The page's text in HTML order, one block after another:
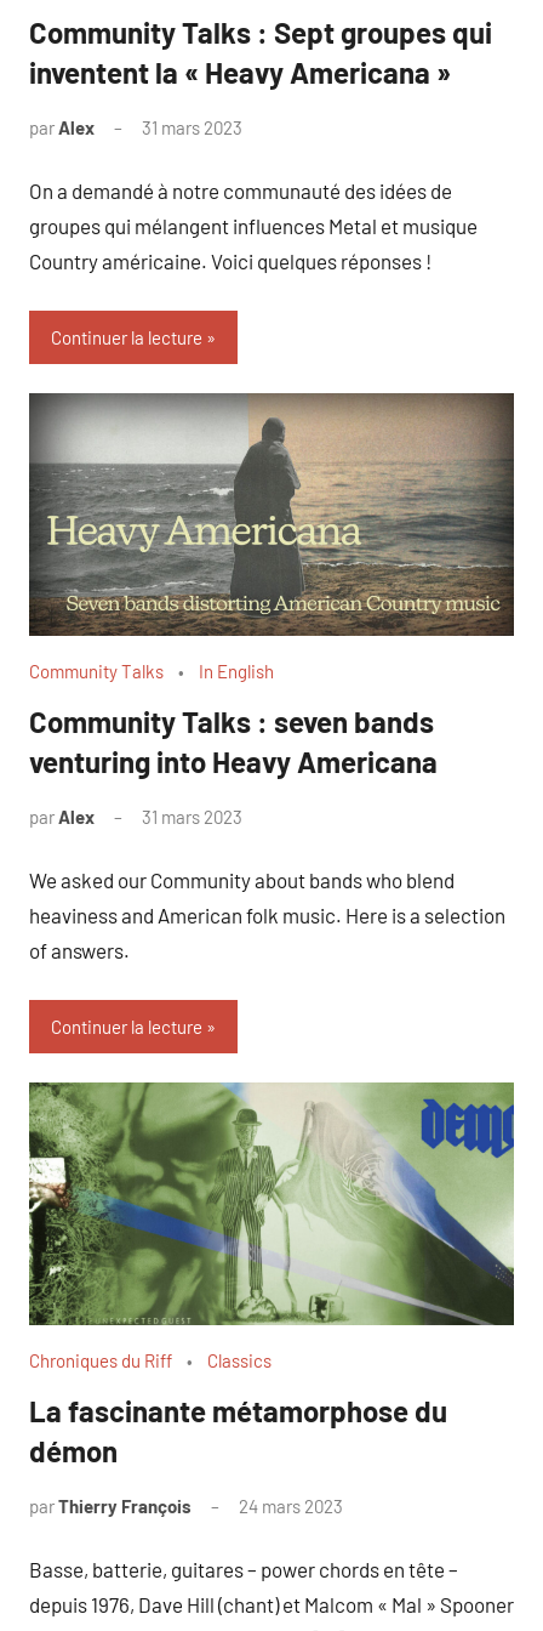
Community Talks : Sept groupes qui
inventent la « Heavy Americana »
parAlex 31 mars 2023
On a demandé à notre communauté des idées de
groupes qui mélangent influences Metal et musique
Country américaine. Voici quelques réponses !
Continuer la lecture
Community Talks In English
Community Talks : seven bands
venturing into Heavy Americana
parAlex 31 mars 2023
We asked our Community about bands who blend
heaviness and American folk music. Here is a selection
of answers.
Continuer la lecture
Chroniques du Riff Classics
La fascinante métamorphose du
démon
parThierry François 24 mars 2023
Basse, batterie, guitares – power chords en tête –
depuis 1976, Dave Hill (chant) et Malcom « Mal » Spooner